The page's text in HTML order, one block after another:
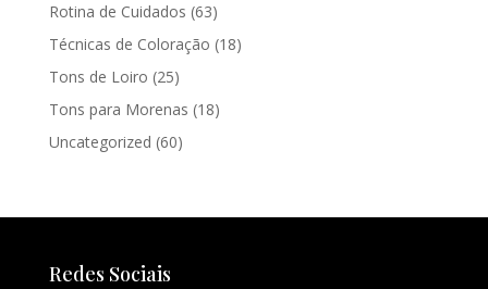
Rotina de Cuidados (63)
Técnicas de Coloração (18)
Tons de Loiro (25)
Tons para Morenas (18)
Uncategorized (60)
Redes Sociais